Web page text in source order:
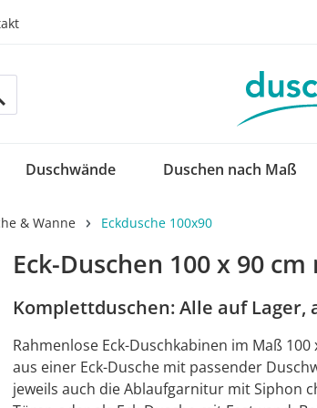
Duschwände Duschen nach Maß
& Wanne Eckdusche 100x90
Eck-Duschen 100 x 90
Komplettduschen: Alle auf Lager,
Rahmenlose Eck-Duschkabinen im Maß
aus einer Eck-Dusche mit passender
jeweils auch die Ablaufgarnitur mit Siphon